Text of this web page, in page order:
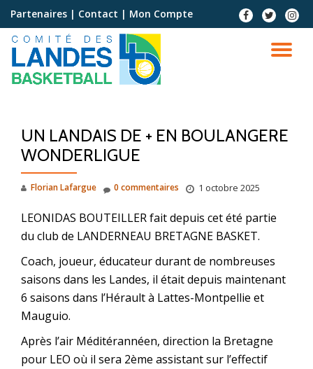
Aller
contenu
Partenaires | Contact | Mon Compte
UN LANDAIS DE + EN BOULANGERE
WONDERLIGUE
Florian Lafargue 1 octobre 2025
0 commentaires
LEONIDAS BOUTEILLER fait depuis cet été partie
du club de LANDERNEAU BRETAGNE BASKET.
Coach, joueur, éducateur durant de nombreuses
saisons dans les Landes, il était depuis maintenant
6 saisons dans l’Hérault à Lattes-Montpellie et
Mauguio.
Après l’air Méditérannéen, direction la Bretagne
pour LEO où il sera 2ème assistant sur l’effectif